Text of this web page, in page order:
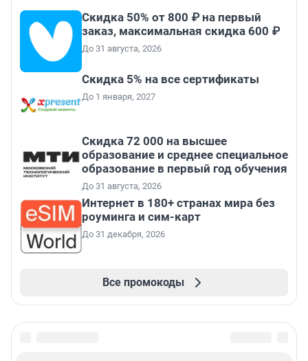
Скидка 50% от 800 ₽ на первый
заказ, максимальная скидка 600 ₽
До 31 августа, 2026
Скидка 5% на все сертификаты
До 1 января, 2027
Скидка 72 000 на высшее
образование и среднее специальное
образование в первый год обучения
До 31 августа, 2026
Интернет в 180+ странах мира без
роуминга и сим-карт
До 31 декабря, 2026
Все промокоды